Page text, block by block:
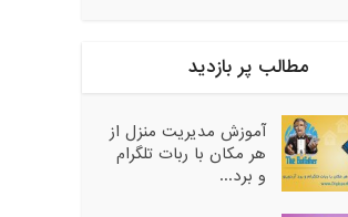
مطالب پر بازدید
آموزش مدیریت منزل از
هر مکان با ربات تلگرام
و برد...